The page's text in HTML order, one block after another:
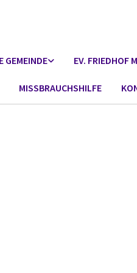
GEMEINDE EV. FRIEDHOF
MISSBRAUCHSHILFE